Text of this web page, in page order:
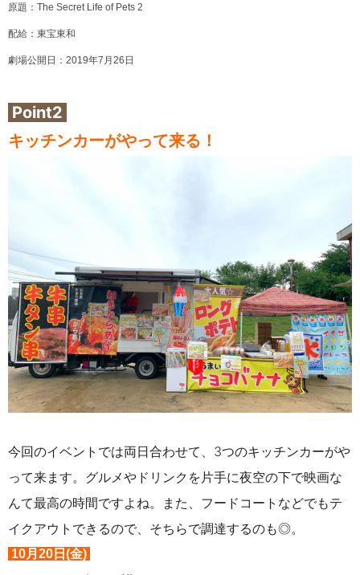
原題：The Secret Life of Pets 2
配給：東宝東和
劇場公開日：2019年7月26日
Point2
キッチンカーがやって来る！
今回のイベントでは両日合わせて、3つのキッチンカーがや
って来ます。グルメやドリンクを片手に夜空の下で映画な
んて最高の時間ですよね。また、フードコートなどでもテ
イクアウトできるので、そちらで調達するのも◎。
10月20日(金)